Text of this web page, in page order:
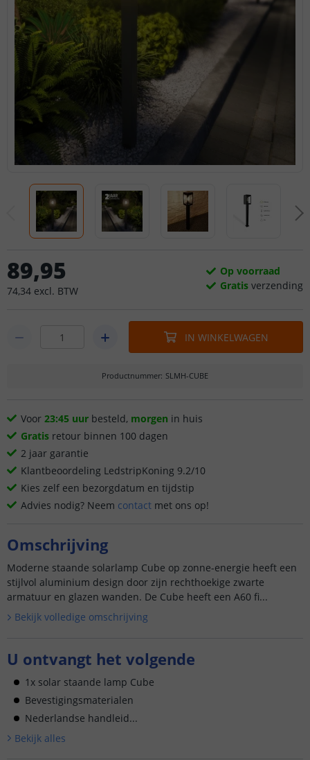
89,95
74,34 excl. BTW
Op voorraad
Gratis verzending
IN WINKELWAGEN
Productnummer: SLMH-CUBE
Voor 23:45 uur besteld, morgen in huis
Gratis retour binnen 100 dagen
2 jaar garantie
Klantbeoordeling LedstripKoning 9.2/10
Kies zelf een bezorgdatum en tijdstip
Advies nodig? Neem contact met ons op!
Omschrijving
Moderne staande solarlamp Cube op zonne-energie heeft een
stijlvol aluminium design door zijn rechthoekige zwarte
armatuur en glazen wanden. De Cube heeft een A60 fi...
Bekijk volledige omschrijving
U ontvangt het volgende
1x solar staande lamp Cube
Bevestigingsmaterialen
Nederlandse handleid...
Bekijk alles